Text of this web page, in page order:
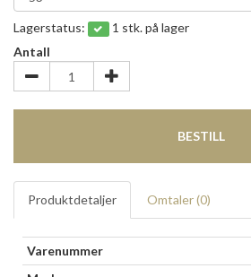
Lagerstatus:
1 stk. på lager
Antall
BESTILL
Produktdetaljer Omtaler (0)
Varenummer